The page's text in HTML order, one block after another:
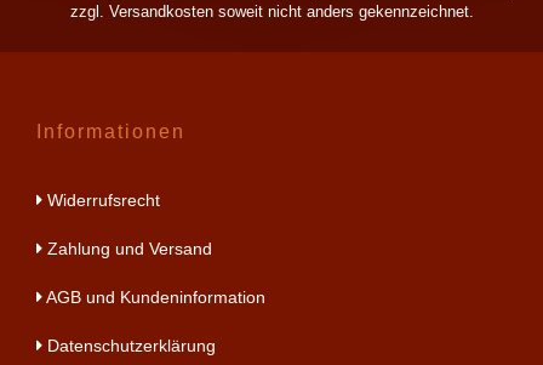
zzgl. Versandkostensoweit nicht anders gekennzeichnet.
Informationen
Widerrufsrecht
Zahlung und Versand
AGB und Kundeninformation
Datenschutzerklärung